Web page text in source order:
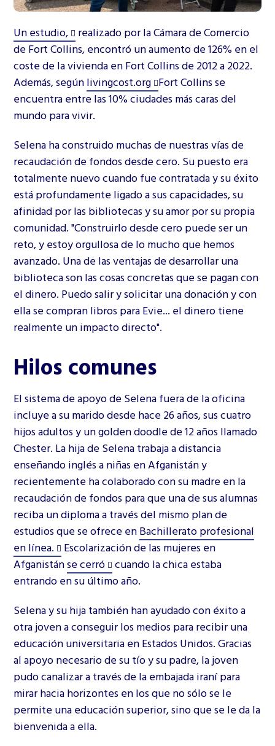
Un estudio,
realizado por la Cámara de Comercio
de Fort Collins, encontró un aumento de 126% en el
coste de la vivienda en Fort Collins de 2012 a 2022.
Además, segúnlivingcost.org Fort Collins se
encuentra entre las 10% ciudades más caras del
mundo para vivir.
Selena ha construido muchas de nuestras vías de
recaudación de fondos desde cero. Su puesto era
totalmente nuevo cuando fue contratada y su éxito
está profundamente ligado a sus capacidades, su
afinidad por las bibliotecas y su amor por su propia
comunidad. "Construirlo desde cero puede ser un
reto, y estoy orgullosa de lo mucho que hemos
avanzado. Una de las ventajas de desarrollar una
biblioteca son las cosas concretas que se pagan con
el dinero. Puedo salir y solicitar una donación y con
ella se compran libros para Evie... el dinero tiene
realmente un impacto directo".
Hilos comunes
El sistema de apoyo de Selena fuera de la oficina
incluye a su marido desde hace 26 años, sus cuatro
hijos adultos y un golden doodle de 12 años llamado
Chester. La hija de Selena trabaja a distancia
enseñando inglés a niñas en Afganistán y
recientemente ha colaborado con su madre en la
recaudación de fondos para que una de sus alumnas
reciba un diploma a través del mismo plan de
estudios que se ofrece enBachillerato profesional
en línea.
Escolarización de las mujeres en
Afganistánse cerró cuando la chica estaba
entrando en su último año.
Selena y su hija también han ayudado con éxito a
otra joven a conseguir los medios para recibir una
educación universitaria en Estados Unidos. Gracias
al apoyo necesario de su tío y su padre, la joven
pudo canalizar a través de la embajada iraní para
mirar hacia horizontes en los que no sólo se le
permite una educación superior, sino que se le da la
bienvenida a ella.